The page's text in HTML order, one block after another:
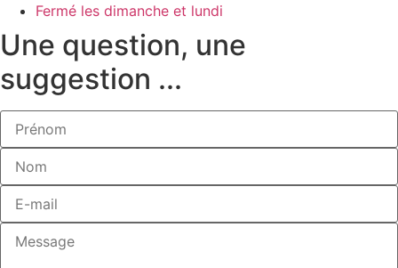
Fermé les dimanche et lundi
Une question, une
suggestion ...